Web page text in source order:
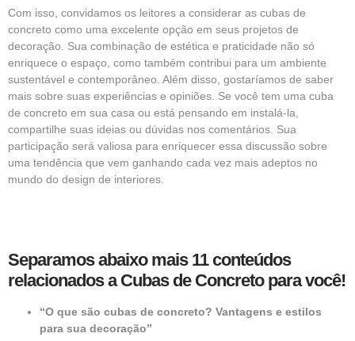
Com isso, convidamos os leitores a considerar as cubas de
concreto como uma excelente opção em seus projetos de
decoração. Sua combinação de estética e praticidade não só
enriquece o espaço, como também contribui para um ambiente
sustentável e contemporâneo. Além disso, gostaríamos de saber
mais sobre suas experiências e opiniões. Se você tem uma cuba
de concreto em sua casa ou está pensando em instalá-la,
compartilhe suas ideias ou dúvidas nos comentários. Sua
participação será valiosa para enriquecer essa discussão sobre
uma tendência que vem ganhando cada vez mais adeptos no
mundo do design de interiores.
Separamos abaixo mais 11 conteúdos
relacionados a Cubas de Concreto para você!
“O que são cubas de concreto? Vantagens e estilos
para sua decoração”